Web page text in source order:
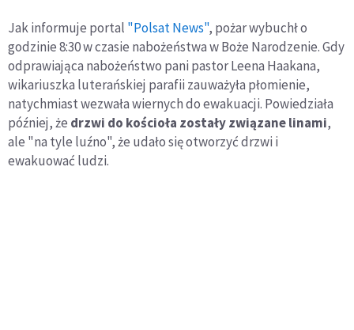
Jak informuje portal "Polsat News", pożar wybuchł o
godzinie 8:30 w czasie nabożeństwa w Boże Narodzenie. Gdy
odprawiająca nabożeństwo pani pastor Leena Haakana,
wikariuszka luterańskiej parafii zauważyła płomienie,
natychmiast wezwała wiernych do ewakuacji. Powiedziała
później, że drzwi do kościoła zostały związane linami,
ale "na tyle luźno", że udało się otworzyć drzwi i
ewakuować ludzi.